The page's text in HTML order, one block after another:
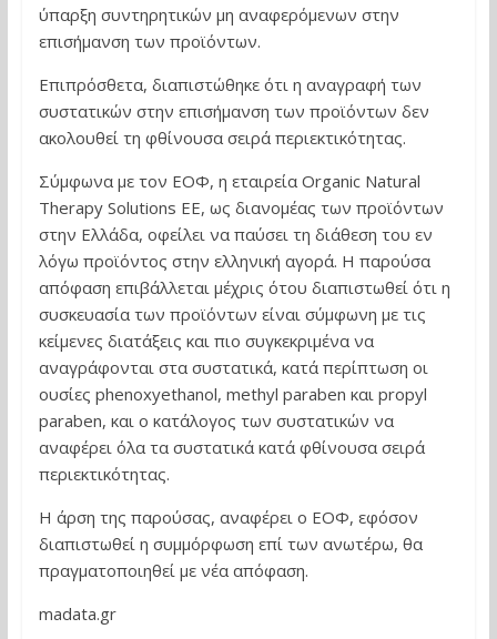
ύπαρξη συντηρητικών μη αναφερόμενων στην
επισήμανση των προϊόντων.
Επιπρόσθετα, διαπιστώθηκε ότι η αναγραφή των
συστατικών στην επισήμανση των προϊόντων δεν
ακολουθεί τη φθίνουσα σειρά περιεκτικότητας.
Σύμφωνα με τον ΕΟΦ, η εταιρεία Organic Natural
Therapy Solutions EE, ως διανομέας των προϊόντων
στην Ελλάδα, οφείλει να παύσει τη διάθεση του εν
λόγω προϊόντος στην ελληνική αγορά. Η παρούσα
απόφαση επιβάλλεται μέχρις ότου διαπιστωθεί ότι η
συσκευασία των προϊόντων είναι σύμφωνη με τις
κείμενες διατάξεις και πιο συγκεκριμένα να
αναγράφονται στα συστατικά, κατά περίπτωση οι
ουσίες phenoxyethanol, methyl paraben και propyl
paraben, και ο κατάλογος των συστατικών να
αναφέρει όλα τα συστατικά κατά φθίνουσα σειρά
περιεκτικότητας.
Η άρση της παρούσας, αναφέρει ο ΕΟΦ, εφόσον
διαπιστωθεί η συμμόρφωση επί των ανωτέρω, θα
πραγματοποιηθεί με νέα απόφαση.
madata.gr